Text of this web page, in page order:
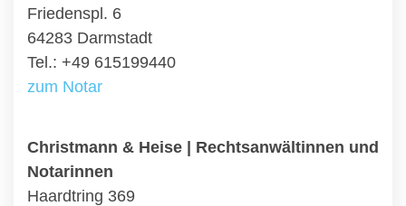
Friedenspl. 6
64283 Darmstadt
Tel.: +49 615199440
zum Notar
Christmann & Heise | Rechtsanwältinnen und
Notarinnen
Haardtring 369